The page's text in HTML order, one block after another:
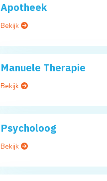
Apotheek
Bekijk
Manuele Therapie
Bekijk
Psycholoog
Bekijk